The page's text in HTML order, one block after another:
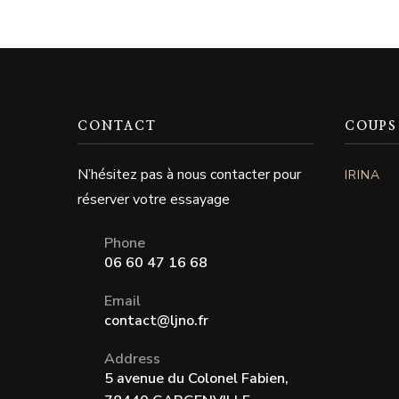
CONTACT
N’hésitez pas à nous contacter pour
réserver votre essayage
Phone
06 60 47 16 68
Email
contact@ljno.fr
Address
5 avenue du Colonel Fabien,
IRINA